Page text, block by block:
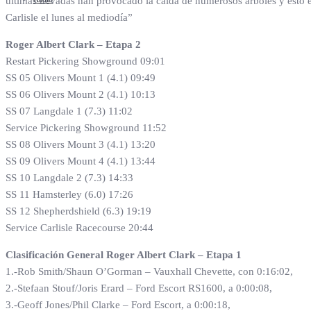
Carlisle el lunes al mediodía”
Roger Albert Clark – Etapa 2
Restart Pickering Showground 09:01
SS 05 Olivers Mount 1 (4.1) 09:49
SS 06 Olivers Mount 2 (4.1) 10:13
SS 07 Langdale 1 (7.3) 11:02
Service Pickering Showground 11:52
SS 08 Olivers Mount 3 (4.1) 13:20
SS 09 Olivers Mount 4 (4.1) 13:44
SS 10 Langdale 2 (7.3) 14:33
SS 11 Hamsterley (6.0) 17:26
SS 12 Shepherdshield (6.3) 19:19
Service Carlisle Racecourse 20:44
Clasificación General Roger Albert Clark – Etapa 1
1.-Rob Smith/Shaun O’Gorman – Vauxhall Chevette, con 0:16:02,
2.-Stefaan Stouf/Joris Erard – Ford Escort RS1600, a 0:00:08,
3.-Geoff Jones/Phil Clarke – Ford Escort, a 0:00:18,